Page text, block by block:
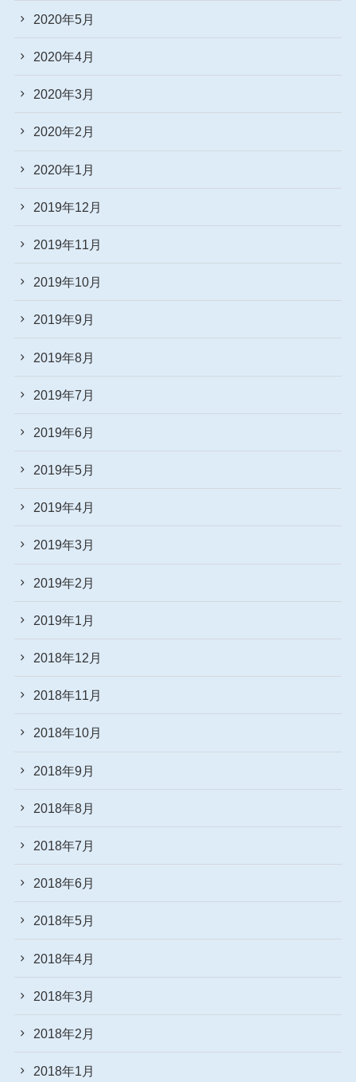
2020年5月
2020年4月
2020年3月
2020年2月
2020年1月
2019年12月
2019年11月
2019年10月
2019年9月
2019年8月
2019年7月
2019年6月
2019年5月
2019年4月
2019年3月
2019年2月
2019年1月
2018年12月
2018年11月
2018年10月
2018年9月
2018年8月
2018年7月
2018年6月
2018年5月
2018年4月
2018年3月
2018年2月
2018年1月